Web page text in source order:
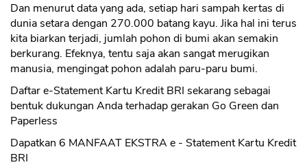
Dan menurut data yang ada, setiap hari sampah kertas di
dunia setara dengan 270.000 batang kayu. Jika hal ini terus
kita biarkan terjadi, jumlah pohon di bumi akan semakin
berkurang. Efeknya, tentu saja akan sangat merugikan
manusia, mengingat pohon adalah paru-paru bumi.
Daftar e-Statement Kartu Kredit BRI sekarang sebagai
bentuk dukungan Anda terhadap gerakan Go Green dan
Paperless
Dapatkan 6 MANFAAT EKSTRA e - Statement Kartu Kredit
BRI